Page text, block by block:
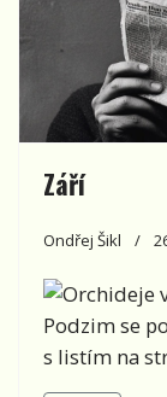
Září
Ondřej Šikl
Podzim se
s listím na